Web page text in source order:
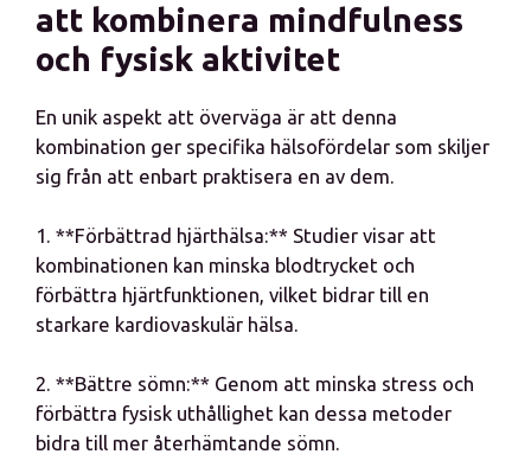
att kombinera mindfulness
och fysisk aktivitet
En unik aspekt att överväga är att denna
kombination ger specifika hälsofördelar som skiljer
sig från att enbart praktisera en av dem.
1. **Förbättrad hjärthälsa:** Studier visar att
kombinationen kan minska blodtrycket och
förbättra hjärtfunktionen, vilket bidrar till en
starkare kardiovaskulär hälsa.
2. **Bättre sömn:** Genom att minska stress och
förbättra fysisk uthållighet kan dessa metoder
bidra till mer återhämtande sömn.